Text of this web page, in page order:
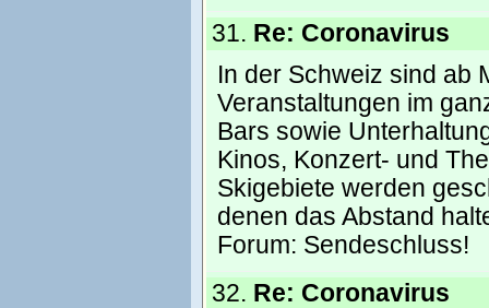
31. Re: Coronavirus
In der Schweiz sind ab
Veranstaltungen im
Bars sowie
Kinos, Konzert- und
Skigebiete werden
denen das Abstand
Forum: Sendeschluss!
32. Re: Coronavirus